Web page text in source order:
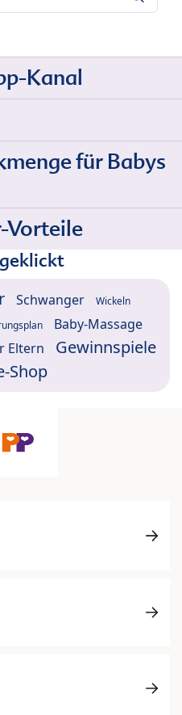
Kanal
für Babys
Vorteile
Schwanger Wickeln
Baby-Massage
Eltern
Gewinnspiele
Shop